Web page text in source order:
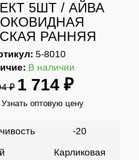
5ШТ / АЙВА
РАННЯЯ
5-8010
В наличии
₽ 1 714 ₽
Узнать оптовую цену
-20
Карликовая